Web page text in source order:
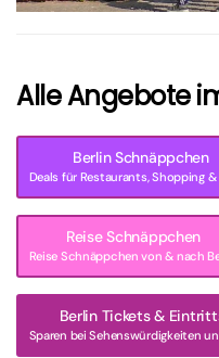
Alle Angebote
Berlin Schnäppchen
Deals für Restaurants, Shopping
Reise Schnäppchen
Reise Schnäppchen von & nach
Berlin Tickets &
Sparen bei Sehenswürdigkeiten